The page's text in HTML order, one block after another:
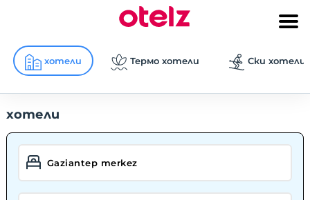
хотели Термо хотели Ски хотели
хотели